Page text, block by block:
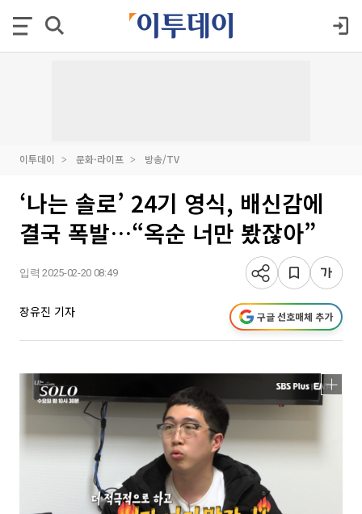
이투데이 문화·라이프 방송/TV
‘나는 솔로’ 24기 영식, 배신감에
결국 폭발…“옥순 너만 봤잖아”
입력 2025-02-20 08:49
장유진 기자 구글 선호매체 추가